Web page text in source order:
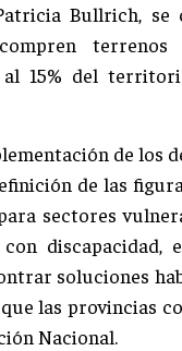
Bullrich,
15% del
de los
de las
sectores
soluciones
las provincias
Nacional.